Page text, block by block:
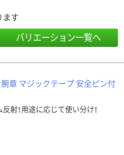
ます
バリエーション一覧へ
章 マジックテープ 安全ピン付
射！用途に応じて使い分け！